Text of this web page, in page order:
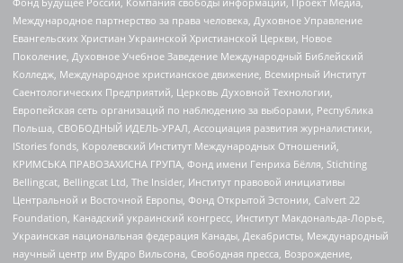
Международное партнерство за права человека, Духовное Управление
Евангельских Христиан Украинской Христианской Церкви, Новое
Поколение, Духовное Учебное Заведение Международный Библейский
Колледж, Международное христианское движение, Всемирный Институт
Саентологических Предприятий, Церковь Духовной Технологии,
Европейская сеть организаций по наблюдению за выборами, Республика
Польша, СВОБОДНЫЙ ИДЕЛЬ-УРАЛ, Ассоциация развития журналистики,
IStories fonds, Королевский Институт Международных Отношений,
КРИМСЬКА ПРАВОЗАХИСНА ГРУПА, Фонд имени Генриха Бёлля, Stichting
Bellingcat, Bellingcat Ltd, The Insider, Институт правовой инициативы
Центральной и Восточной Европы, Фонд Открытой Эстонии, Calvert 22
Foundation, Канадский украинский конгресс, Институт Макдональда-Лорье,
Украинская национальная федерация Канады, Декабристы, Международный
научный центр им Вудро Вильсона, Свободная пресса, Возрождение,